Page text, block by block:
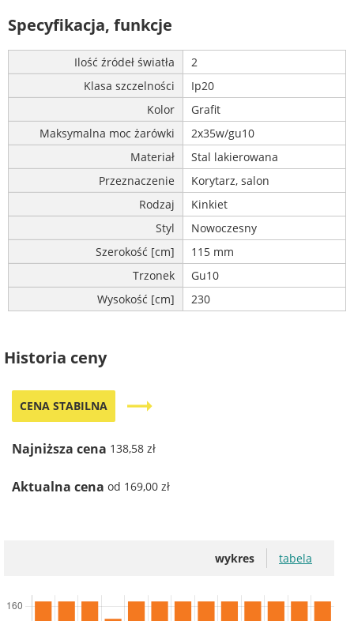
Specyfikacja, funkcje
Ilość źródeł światła
2
Klasa szczelności
Ip20
Kolor
Grafit
Maksymalna moc żarówki
2x35w/gu10
Materiał
Stal lakierowana
Przeznaczenie
Korytarz, salon
Rodzaj
Kinkiet
Styl
Nowoczesny
Szerokość [cm]
115 mm
Trzonek
Gu10
Wysokość [cm]
230
Historia ceny
CENA STABILNA trending_flat
Najniższa cena 138,58 zł
Aktualna cena od 169,00 zł
wykres tabela